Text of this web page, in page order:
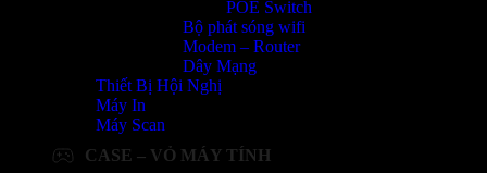
POE Switch
Bộ phát sóng wifi
Modem – Router
Dây Mạng
Thiết Bị Hội Nghị
Máy In
Máy Scan
CASE – VỎ MÁY TÍNH